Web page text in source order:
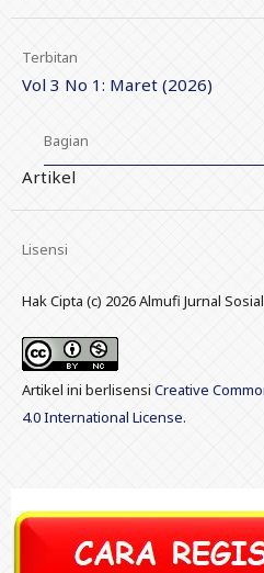
Terbitan
Vol 3 No 1: Maret (2026)
Bagian
Artikel
Lisensi
Hak Cipta (c) 2026 Almufi Jurnal
Artikel ini berlisensi Creative
4.0 International License.